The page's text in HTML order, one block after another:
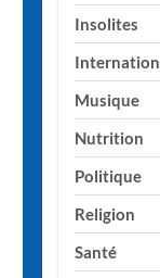
Insolites
Musique
Nutrition
Politique
Religion
Santé